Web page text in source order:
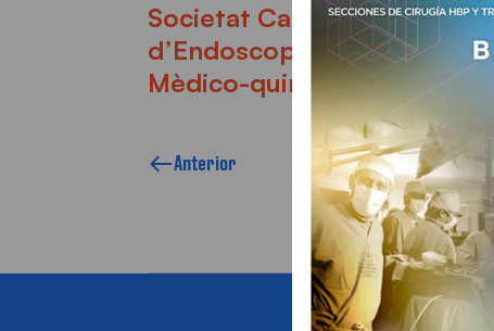
Societat Catalana
d’Endoscopia Digestiva
Mèdico-quirúrgica
Anterior